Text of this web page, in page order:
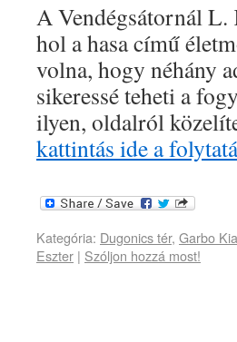
A Vendégsátornál L.
hol a hasa című
volna, hogy néhány
sikeressé teheti a
ilyen, oldalról
kattintás ide a
Kategória: Dugonics tér, Garbo
Eszter | Szóljon hozzá most!